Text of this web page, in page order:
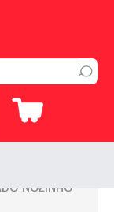
NOZINHO